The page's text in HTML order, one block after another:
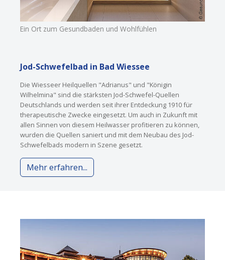
Ein Ort zum Gesundbaden und Wohlfühlen
Jod-Schwefelbad in Bad Wiessee
Die Wiesseer Heilquellen "Adrianus" und "Königin
Wilhelmina" sind die stärksten Jod-Schwefel-Quellen
Deutschlands und werden seit ihrer Entdeckung 1910 für
therapeutische Zwecke eingesetzt. Um auch in Zukunft mit
allen Sinnen von diesem Heilwasser profitieren zu können,
wurden die Quellen saniert und mit dem Neubau des Jod-
Schwefelbads modern in Szene gesetzt.
Mehr erfahren...